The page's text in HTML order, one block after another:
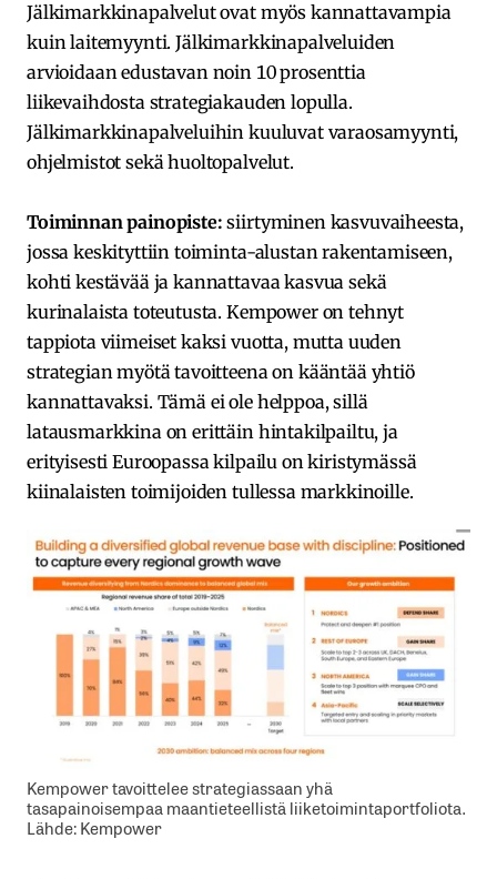
Jälkimarkkinapalvelut ovat myös kannattavampia
kuin laitemyynti. Jälkimarkkinapalveluiden
arvioidaan edustavan noin 10 prosenttia
liikevaihdosta strategiakauden lopulla.
Jälkimarkkinapalveluihin kuuluvat varaosamyynti,
ohjelmistot sekä huoltopalvelut.
Toiminnan painopiste: siirtyminen kasvuvaiheesta,
jossa keskityttiin toiminta-alustan rakentamiseen,
kohti kestävää ja kannattavaa kasvua sekä
kurinalaista toteutusta. Kempower on tehnyt
tappiota viimeiset kaksi vuotta, mutta uuden
strategian myötä tavoitteena on kääntää yhtiö
kannattavaksi. Tämä ei ole helppoa, sillä
latausmarkkina on erittäin hintakilpailtu, ja
erityisesti Euroopassa kilpailu on kiristymässä
kiinalaisten toimijoiden tullessa markkinoille.
Kempower tavoittelee strategiassaan yhä
tasapainoisempaa maantieteellistä liiketoimintaportfoliota.
Lähde: Kempower